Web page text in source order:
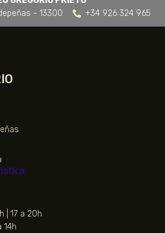
- 13300
+34 926 324 965
| 17 a 20h
14h